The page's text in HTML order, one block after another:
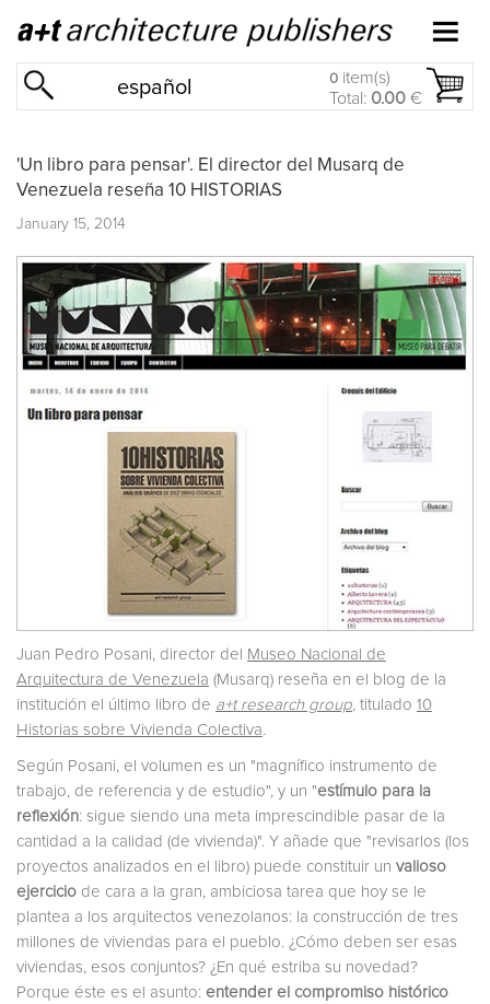
español 0 item(s)
Total: 0.00 €
'Un libro para pensar'. El director del Musarq de
Venezuela reseña 10 HISTORIAS
January 15, 2014
Juan Pedro Posani, director del
Museo Nacional de
Arquitectura de Venezuela (Musarq) reseña en el blog de la
institución el último libro de a+t research group, titulado 10
Historias sobre Vivienda Colectiva.
Según Posani, el volumen es un "magnífico instrumento de
trabajo, de referencia y de estudio", y un "estímulo para la
reflexión: sigue siendo una meta imprescindible pasar de la
cantidad a la calidad (de vivienda)". Y añade que "revisarlos (los
proyectos analizados en el libro) puede constituir un valioso
ejercicio de cara a la gran, ambiciosa tarea que hoy se le
plantea a los arquitectos venezolanos: la construcción de tres
millones de viviendas para el pueblo. ¿Cómo deben ser esas
viviendas, esos conjuntos? ¿En qué estriba su novedad?
Porque éste es el asunto: entender el compromiso histórico